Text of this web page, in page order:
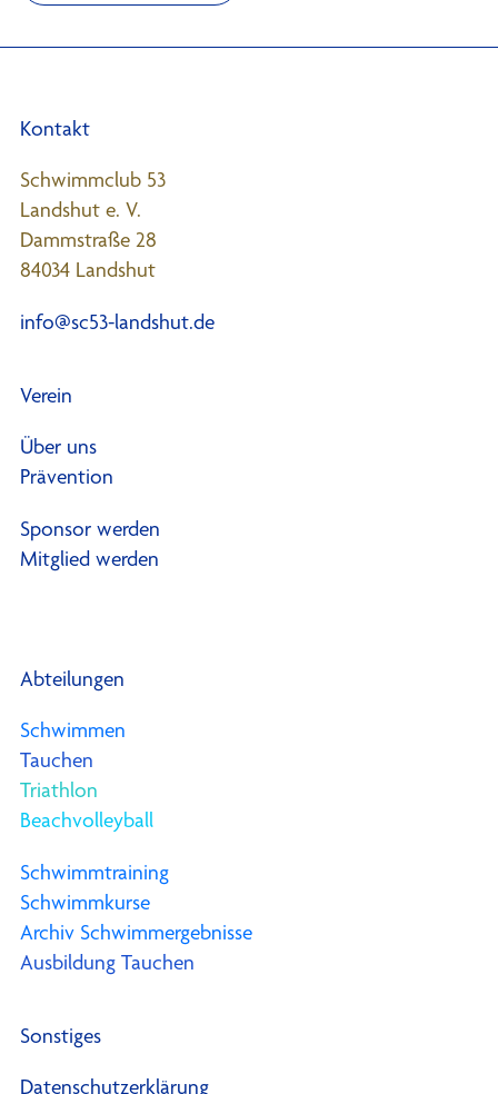
Kontakt
Schwimmclub 53
Landshut e. V.
Dammstraße 28
84034 Landshut
info@sc53-landshut.de
Verein
Über uns
Prävention
Sponsor werden
Mitglied werden
Abteilungen
Schwimmen
Tauchen
Triathlon
Beachvolleyball
Schwimmtraining
Schwimmkurse
Archiv Schwimmergebnisse
Ausbildung Tauchen
Sonstiges
Datenschutzerklärung